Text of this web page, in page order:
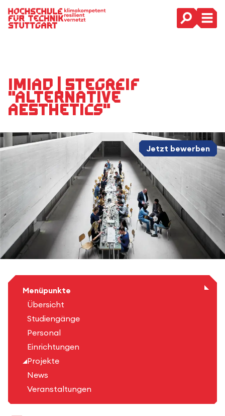
Hauptnavigation
IMIAD | Stegreif
"alternative
aesthetics"
Jetzt bewerben
Menüpunkte
Übersicht
Studiengänge
Personal
Einrichtungen
Projekte
News
Veranstaltungen